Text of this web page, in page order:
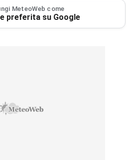
MeteoWeb come
preferita su Google